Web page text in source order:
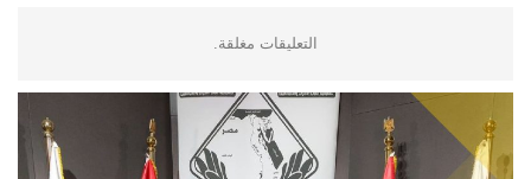
التعليقات مغلقة.